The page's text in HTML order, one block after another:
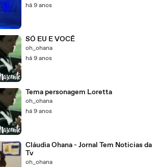
há 9 anos
SÓ EU E VOCÊ
oh_ohana
há 9 anos
Tema personagem Loretta
oh_ohana
há 9 anos
Cláudia Ohana - Jornal Tem Noticias da
Tv
oh_ohana